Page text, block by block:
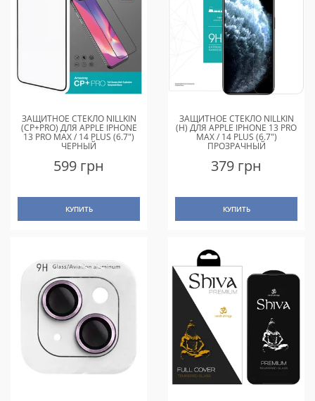
ЗАЩИТНОЕ СТЕКЛО NILLKIN
(CP+PRO) ДЛЯ APPLE IPHONE
13 PRO MAX / 14 PLUS (6.7")
ЧЕРНЫЙ
599 грн
КУПИТЬ
ЗАЩИТНОЕ СТЕКЛО NILLKIN
(H) ДЛЯ APPLE IPHONE 13 PRO
MAX / 14 PLUS (6.7")
ПРОЗРАЧНЫЙ
379 грн
КУПИТЬ